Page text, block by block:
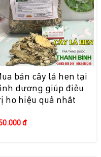
bán cây lá hen tại
dương giúp điều
ho hiệu quả nhất
đ